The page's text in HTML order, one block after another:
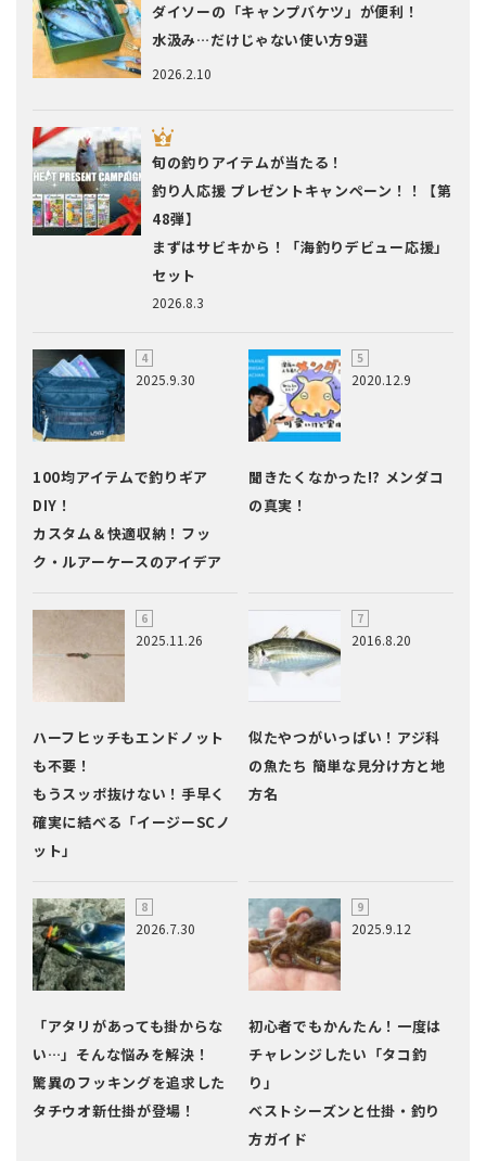
2026.2.10
ダイソーの「キャンプバケツ」が便利！
水汲み…だけじゃない使い方9選
2026.8.3
旬の釣りアイテムが当たる！
釣り人応援 プレゼントキャンペーン！！【第
48弾】
まずはサビキから！「海釣りデビュー応援」
セット
2025.9.30
100均アイテムで釣りギア
DIY！
カスタム＆快適収納！フッ
ク・ルアーケースのアイデア
2020.12.9
聞きたくなかった!? メンダコ
の真実！
2025.11.26
ハーフヒッチもエンドノット
も不要！
もうスッポ抜けない！手早く
確実に結べる「イージーSCノ
ット」
2016.8.20
似たやつがいっぱい！アジ科
の魚たち 簡単な見分け方と地
方名
2026.7.30
「アタリがあっても掛からな
い…」そんな悩みを解決！
驚異のフッキングを追求した
タチウオ新仕掛が登場！
2025.9.12
初心者でもかんたん！一度は
チャレンジしたい「タコ釣
り」
ベストシーズンと仕掛・釣り
方ガイド